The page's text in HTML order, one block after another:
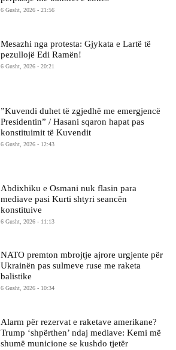
6 Gusht, 2026 - 21:56
Mesazhi nga protesta: Gjykata e Lartë të
pezullojë Edi Ramën!
6 Gusht, 2026 - 20:21
​”Kuvendi duhet të zgjedhë me emergjencë
Presidentin” / Hasani sqaron hapat pas
konstituimit të Kuvendit
6 Gusht, 2026 - 12:43
Abdixhiku e Osmani nuk flasin para
mediave pasi Kurti shtyri seancën
konstituive
6 Gusht, 2026 - 11:13
NATO premton mbrojtje ajrore urgjente për
Ukrainën pas sulmeve ruse me raketa
balistike
6 Gusht, 2026 - 10:34
Alarm për rezervat e raketave amerikane?
Trump ‘shpërthen’ ndaj mediave: Kemi më
shumë municione se kushdo tjetër